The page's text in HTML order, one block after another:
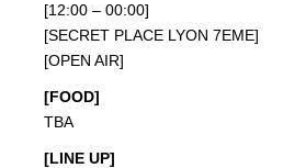
[12:00 – 00:00]
[SECRET PLACE LYON 7EME]
[OPEN AIR]
[FOOD]
TBA
[LINE UP]